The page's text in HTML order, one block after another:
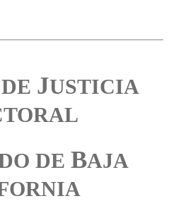
JUSTICIA
DE BAJA